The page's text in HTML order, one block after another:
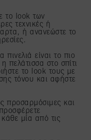
το look των
τεχνικές ή
ή ανανεώστε το
πινελιά είναι το πιο
πελάτισσα στο σπίτι
το look τους με
τόνου και αφήστε
προσαρμόσιμες και
μία από τις